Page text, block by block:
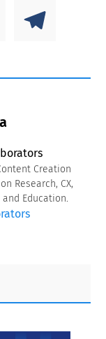
Creation
Research, CX,
Education.